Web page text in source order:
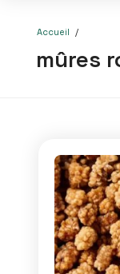
Accueil
mûres